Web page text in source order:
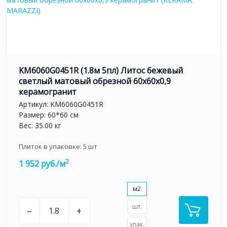
KM6060G0451R (1.8м 5пл) Литос бежевый
светлый матовый обрезной 60x60x0,9
керамогранит
Артикул: KM6060G0451R
Размер: 60*60 см
Вес: 35.00 кг
Плиток в упаковке: 5 шт
1 952 руб./м2
– +
м2
шт.
упак.